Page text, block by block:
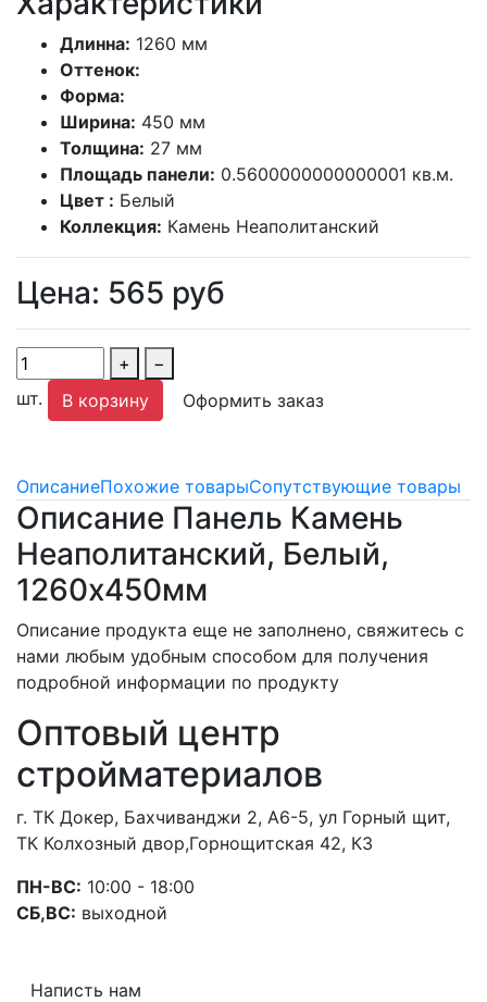
Длинна: 1260 мм
Оттенок:
Форма:
Ширина: 450 мм
Толщина: 27 мм
Площадь панели: 0.5600000000000001 кв.м.
Цвет : Белый
Коллекция: Камень Неаполитанский
Цена: 565 руб
+
−
шт.
В корзину Оформить заказ
ОписаниеПохожие товарыСопутствующие товары
Описание Панель Камень
Неаполитанский, Белый,
1260х450мм
Описание продукта еще не заполнено, свяжитесь с
нами любым удобным способом для получения
подробной информации по продукту
Оптовый центр
стройматериалов
г. ТК Докер, Бахчиванджи 2, А6-5, ул Горный щит,
ТК Колхозный двор,Горнощитская 42, К3
ПН-ВС: 10:00 - 18:00
СБ,ВС: выходной
Написть нам